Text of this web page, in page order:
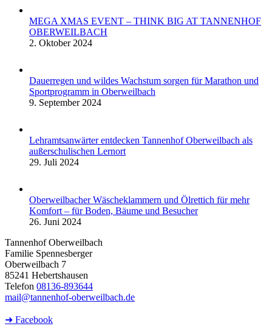
MEGA XMAS EVENT – THINK BIG AT TANNENHOF
OBERWEILBACH
2. Oktober 2024
Dauerregen und wildes Wachstum sorgen für Marathon und
Sportprogramm in Oberweilbach
9. September 2024
Lehramtsanwärter entdecken Tannenhof Oberweilbach als
außerschulischen Lernort
29. Juli 2024
Oberweilbacher Wäscheklammern und Ölrettich für mehr
Komfort – für Boden, Bäume und Besucher
26. Juni 2024
Tannenhof Oberweilbach
Familie Spennesberger
Oberweilbach 7
85241 Hebertshausen
Telefon 08136-893644
mail@tannenhof-oberweilbach.de
➜ Facebook